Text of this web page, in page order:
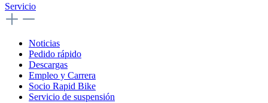
Servicio
Noticias
Pedido rápido
Descargas
Empleo y Carrera
Socio Rapid Bike
Servicio de suspensión